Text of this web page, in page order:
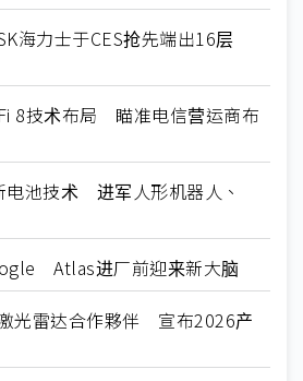
海力士于CES抢先端出16层
8技术布局 瞄准电信营运商布
电池技术 进军人形机器人、
Atlas进厂前迎来新大脑
光雷达合作夥伴 宣布2026产